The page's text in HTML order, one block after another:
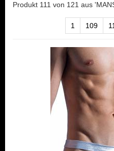
Produkt 111 von 121 aus
1 109